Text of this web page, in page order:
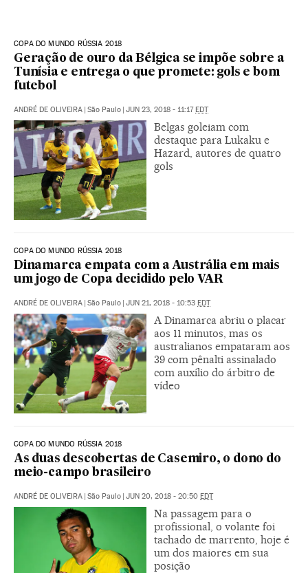
COPA DO MUNDO RÚSSIA 2018
Geração de ouro da Bélgica se impõe sobre a
Tunísia e entrega o que promete: gols e bom
futebol
ANDRÉ DE OLIVEIRA | São Paulo | JUN 23, 2018 - 11:17EDT
Belgas goleiam com
destaque para Lukaku e
Hazard, autores de quatro
gols
COPA DO MUNDO RÚSSIA 2018
Dinamarca empata com a Austrália em mais
um jogo de Copa decidido pelo VAR
ANDRÉ DE OLIVEIRA | São Paulo | JUN 21, 2018 - 10:53 EDT
A Dinamarca abriu o placar
aos 11 minutos, mas os
australianos empataram aos
39 com pênalti assinalado
com auxílio do árbitro de
vídeo
COPA DO MUNDO RÚSSIA 2018
As duas descobertas de Casemiro, o dono do
meio-campo brasileiro
ANDRÉ DE OLIVEIRA | São Paulo | JUN 20, 2018 - 20:50 EDT
Na passagem para o
profissional, o volante foi
tachado de marrento, hoje é
um dos maiores em sua
posição